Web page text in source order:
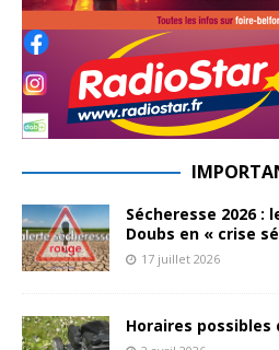
Sécheresse 2026
Doubs en « crise
17 juillet 2026
Horaires